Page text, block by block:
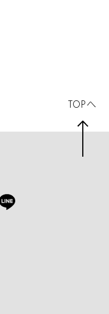
TOPへ